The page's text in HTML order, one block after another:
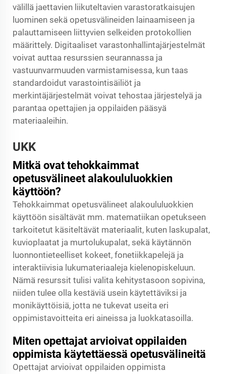
välillä jaettavien liikuteltavien varastoratkaisujen
luominen sekä opetusvälineiden lainaamiseen ja
palauttamiseen liittyvien selkeiden protokollien
määrittely. Digitaaliset varastonhallintajärjestelmät
voivat auttaa resurssien seurannassa ja
vastuunvarmuuden varmistamisessa, kun taas
standardoidut varastointisäiliöt ja
merkintäjärjestelmät voivat tehostaa järjestelyä ja
parantaa opettajien ja oppilaiden pääsyä
materiaaleihin.
UKK
Mitkä ovat tehokkaimmat
opetusvälineet alakoululuokkien
käyttöön?
Tehokkaimmat opetusvälineet alakoululuokkien
käyttöön sisältävät mm. matematiikan opetukseen
tarkoitetut käsiteltävät materiaalit, kuten laskupalat,
kuvioplaatat ja murtolukupalat, sekä käytännön
luonnontieteelliset kokeet, fonetiikkapelejä ja
interaktiivisia lukumateriaaleja kielenopiskeluun.
Nämä resurssit tulisi valita kehitystasoon sopivina,
niiden tulee olla kestäviä usein käytettäviksi ja
monikäyttöisiä, jotta ne tukevat useita eri
oppimistavoitteita eri aineissa ja luokkatasoilla.
Miten opettajat arvioivat oppilaiden
oppimista käytettäessä opetusvälineitä
Opettajat arvioivat oppilaiden oppimista